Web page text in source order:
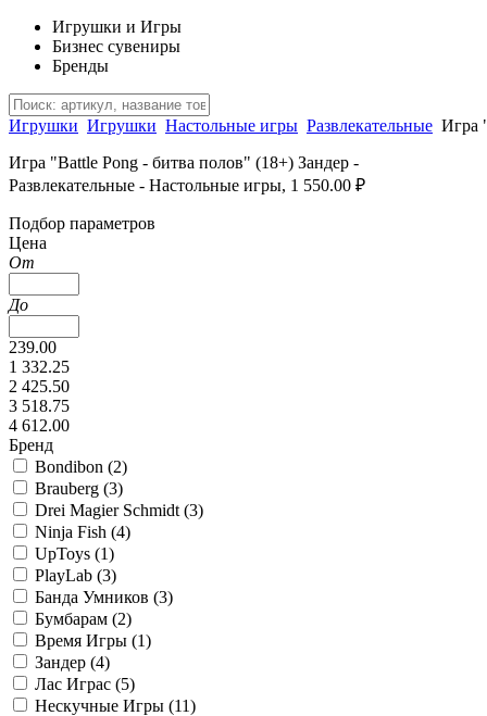
Игрушки и Игры
Бизнес сувениры
Бренды
Игрушки Игрушки Настольные игры Развлекательные Игра
Игра "Battle Pong - битва полов" (18+) Зандер -
Развлекательные - Настольные игры, 1 550.00 ₽
Подбор параметров
Цена
От
До
239.00
1 332.25
2 425.50
3 518.75
4 612.00
Бренд
Bondibon (2)
Brauberg (3)
Drei Magier Schmidt (3)
Ninja Fish (4)
UpToys (1)
PlayLab (3)
Банда Умников (3)
Бумбарам (2)
Время Игры (1)
Зандер (4)
Лас Играс (5)
Нескучные Игры (11)